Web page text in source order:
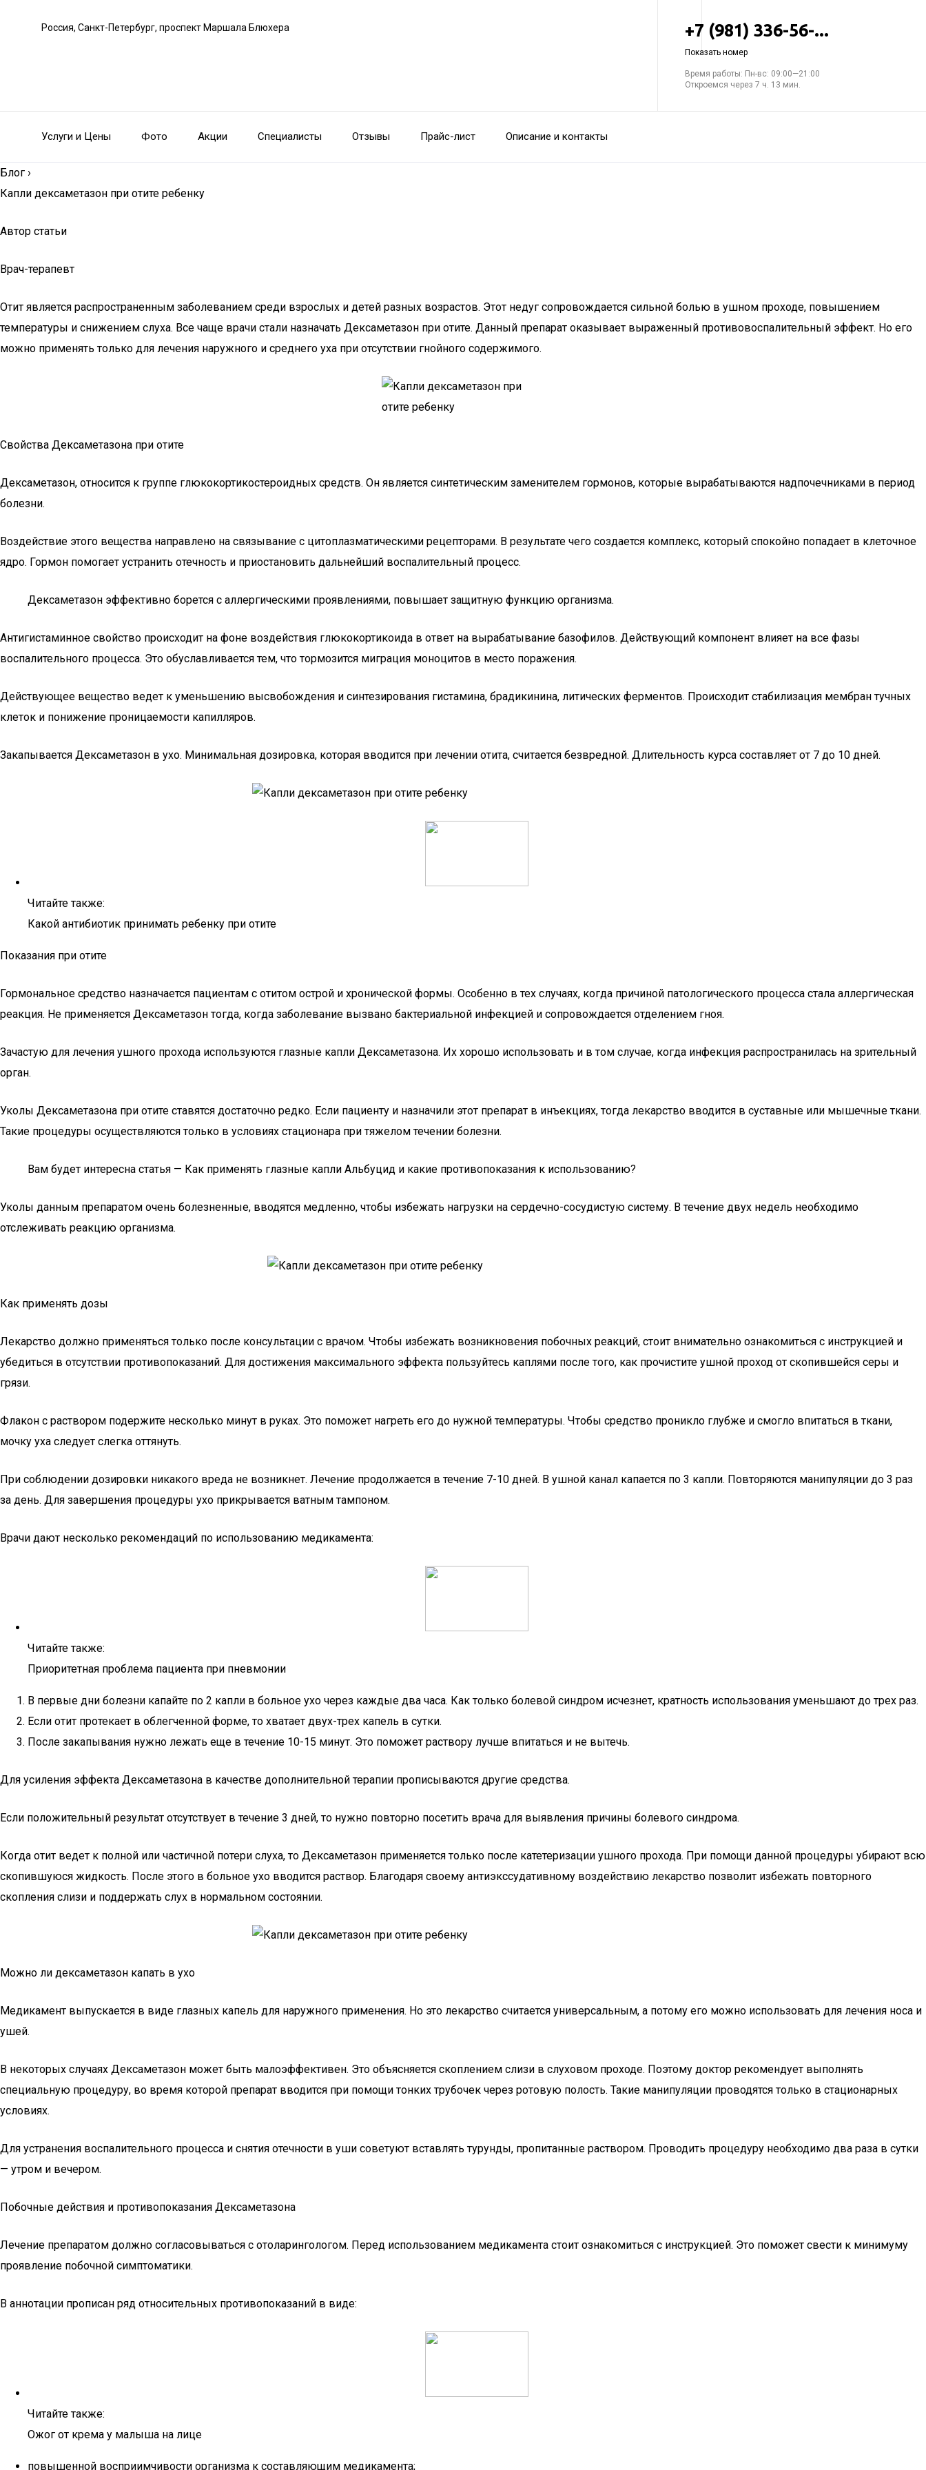
Россия, Санкт-Петербург, проспект Маршала Блюхера +7 (981) 336-56-...
Показать номер
Время работы: Пн-вс: 09:00—21:00
Откроемся через 7 ч. 13 мин.
Услуги и Цены Фото Акции Специалисты Отзывы Прайс-лист Описание и контакты
Блог ›
Капли дексаметазон при отите ребенку
Автор статьи
Врач-терапевт
Отит является распространенным заболеванием среди взрослых и детей разных возрастов. Этот недуг сопровождается сильной болью в ушном проходе, повышением
температуры и снижением слуха. Все чаще врачи стали назначать Дексаметазон при отите. Данный препарат оказывает выраженный противовоспалительный эффект. Но его
можно применять только для лечения наружного и среднего уха при отсутствии гнойного содержимого.
Свойства Дексаметазона при отите
Дексаметазон, относится к группе глюкокортикостероидных средств. Он является синтетическим заменителем гормонов, которые вырабатываются надпочечниками в период
болезни.
Воздействие этого вещества направлено на связывание с цитоплазматическими рецепторами. В результате чего создается комплекс, который спокойно попадает в клеточное
ядро. Гормон помогает устранить отечность и приостановить дальнейший воспалительный процесс.
Дексаметазон эффективно борется с аллергическими проявлениями, повышает защитную функцию организма.
Антигистаминное свойство происходит на фоне воздействия глюкокортикоида в ответ на вырабатывание базофилов. Действующий компонент влияет на все фазы
воспалительного процесса. Это обуславливается тем, что тормозится миграция моноцитов в место поражения.
Действующее вещество ведет к уменьшению высвобождения и синтезирования гистамина, брадикинина, литических ферментов. Происходит стабилизация мембран тучных
клеток и понижение проницаемости капилляров.
Закапывается Дексаметазон в ухо. Минимальная дозировка, которая вводится при лечении отита, считается безвредной. Длительность курса составляет от 7 до 10 дней.
Читайте также:
Какой антибиотик принимать ребенку при отите
Показания при отите
Гормональное средство назначается пациентам с отитом острой и хронической формы. Особенно в тех случаях, когда причиной патологического процесса стала аллергическая
реакция. Не применяется Дексаметазон тогда, когда заболевание вызвано бактериальной инфекцией и сопровождается отделением гноя.
Зачастую для лечения ушного прохода используются глазные капли Дексаметазона. Их хорошо использовать и в том случае, когда инфекция распространилась на зрительный
орган.
Уколы Дексаметазона при отите ставятся достаточно редко. Если пациенту и назначили этот препарат в инъекциях, тогда лекарство вводится в суставные или мышечные ткани.
Такие процедуры осуществляются только в условиях стационара при тяжелом течении болезни.
Вам будет интересна статья — Как применять глазные капли Альбуцид и какие противопоказания к использованию?
Уколы данным препаратом очень болезненные, вводятся медленно, чтобы избежать нагрузки на сердечно-сосудистую систему. В течение двух недель необходимо
отслеживать реакцию организма.
Как применять дозы
Лекарство должно применяться только после консультации с врачом. Чтобы избежать возникновения побочных реакций, стоит внимательно ознакомиться с инструкцией и
убедиться в отсутствии противопоказаний. Для достижения максимального эффекта пользуйтесь каплями после того, как прочистите ушной проход от скопившейся серы и
грязи.
Флакон с раствором подержите несколько минут в руках. Это поможет нагреть его до нужной температуры. Чтобы средство проникло глубже и смогло впитаться в ткани,
мочку уха следует слегка оттянуть.
При соблюдении дозировки никакого вреда не возникнет. Лечение продолжается в течение 7-10 дней. В ушной канал капается по 3 капли. Повторяются манипуляции до 3 раз
за день. Для завершения процедуры ухо прикрывается ватным тампоном.
Врачи дают несколько рекомендаций по использованию медикамента:
Читайте также:
Приоритетная проблема пациента при пневмонии
В первые дни болезни капайте по 2 капли в больное ухо через каждые два часа. Как только болевой синдром исчезнет, кратность использования уменьшают до трех раз.
Если отит протекает в облегченной форме, то хватает двух-трех капель в сутки.
После закапывания нужно лежать еще в течение 10-15 минут. Это поможет раствору лучше впитаться и не вытечь.
Для усиления эффекта Дексаметазона в качестве дополнительной терапии прописываются другие средства.
Если положительный результат отсутствует в течение 3 дней, то нужно повторно посетить врача для выявления причины болевого синдрома.
Когда отит ведет к полной или частичной потери слуха, то Дексаметазон применяется только после катетеризации ушного прохода. При помощи данной процедуры убирают всю
скопившуюся жидкость. После этого в больное ухо вводится раствор. Благодаря своему антиэкссудативному воздействию лекарство позволит избежать повторного
скопления слизи и поддержать слух в нормальном состоянии.
Можно ли дексаметазон капать в ухо
Медикамент выпускается в виде глазных капель для наружного применения. Но это лекарство считается универсальным, а потому его можно использовать для лечения носа и
ушей.
В некоторых случаях Дексаметазон может быть малоэффективен. Это объясняется скоплением слизи в слуховом проходе. Поэтому доктор рекомендует выполнять
специальную процедуру, во время которой препарат вводится при помощи тонких трубочек через ротовую полость. Такие манипуляции проводятся только в стационарных
условиях.
Для устранения воспалительного процесса и снятия отечности в уши советуют вставлять турунды, пропитанные раствором. Проводить процедуру необходимо два раза в сутки
— утром и вечером.
Побочные действия и противопоказания Дексаметазона
Лечение препаратом должно согласовываться с отоларингологом. Перед использованием медикамента стоит ознакомиться с инструкцией. Это поможет свести к минимуму
проявление побочной симптоматики.
В аннотации прописан ряд относительных противопоказаний в виде:
Читайте также:
Ожог от крема у малыша на лице
повышенной восприимчивости организма к составляющим медикамента;